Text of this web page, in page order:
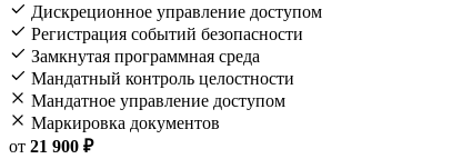
Дискреционное управление доступом
Регистрация событий безопасности
Замкнутая программная среда
Мандатный контроль целостности
Мандатное управление доступом
Маркировка документов
от 21 900 ₽